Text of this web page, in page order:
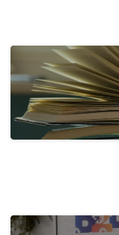
31 de May de 2024
Promoting…